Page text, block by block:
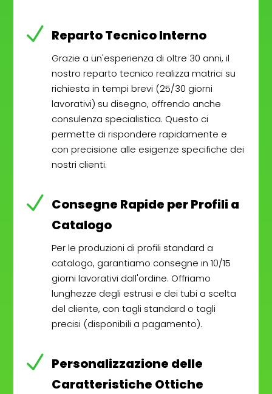
N Reparto Tecnico Interno
Grazie a un'esperienza di oltre 30 anni, il
nostro reparto tecnico realizza matrici su
richiesta in tempi brevi (25/30 giorni
lavorativi) su disegno, offrendo anche
consulenza specialistica. Questo ci
permette di rispondere rapidamente e
con precisione alle esigenze specifiche dei
nostri clienti.
N Consegne Rapide per Profili a
Catalogo
Per le produzioni di profili standard a
catalogo, garantiamo consegne in 10/15
giorni lavorativi dall'ordine. Offriamo
lunghezze degli estrusi e dei tubi a scelta
del cliente, con tagli standard o tagli
precisi (disponibili a pagamento).
N Personalizzazione delle
Caratteristiche Ottiche